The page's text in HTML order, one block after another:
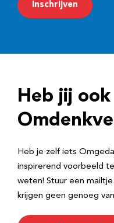
a
r
e
Inschrijven
Heb jij ook
Heb je zelf iets
inspirerend voorbeeld
weten! Stuur een
krijgen geen genoeg